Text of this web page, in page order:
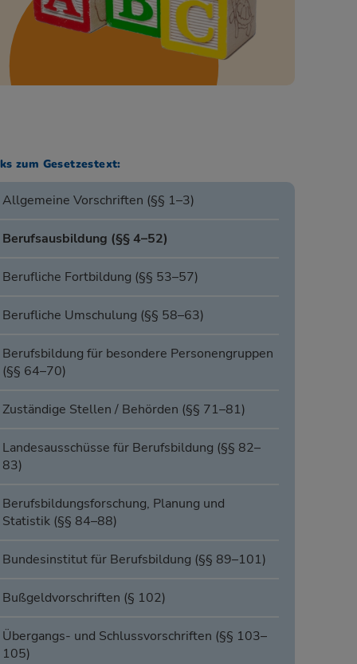
zum Gesetzestext:
Allgemeine Vorschriften (§§ 1–3)
Berufsausbildung (§§ 4–52)
Berufliche Fortbildung (§§ 53–57)
Berufliche Umschulung (§§ 58–63)
Berufsbildung für besondere Personengruppen
(§§ 64–70)
Zuständige Stellen / Behörden (§§ 71–81)
Landesausschüsse für Berufsbildung (§§ 82–
83)
Berufsbildungsforschung, Planung und
Statistik (§§ 84–88)
Bundesinstitut für Berufsbildung (§§ 89–101)
Bußgeldvorschriften (§ 102)
Übergangs- und Schlussvorschriften (§§ 103–
105)